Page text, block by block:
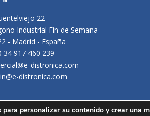
22
Industrial Fin de Semana
- Madrid - España
34 917 460 239
distronica.com
distronica.com
para personalizar su contenido y crear una